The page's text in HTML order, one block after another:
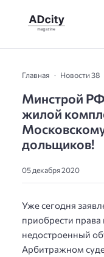
Главная Новости 38
Минстрой РФ
жилой
дольщиков!
05 декабря 2020
Уже сегодня
приобрести права
недостроенный
Арбитражном